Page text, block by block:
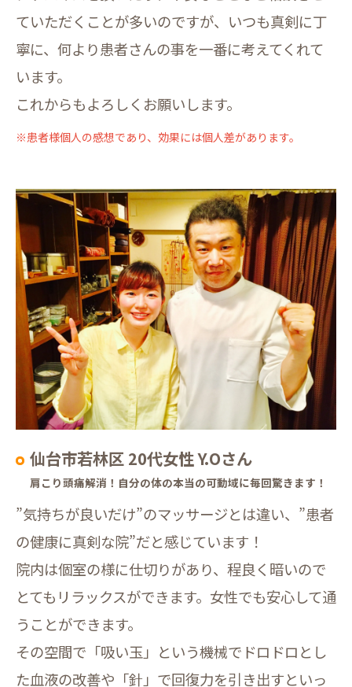
ていただくことが多いのですが、いつも真剣に丁
寧に、何より患者さんの事を一番に考えてくれて
います。
これからもよろしくお願いします。
※患者様個人の感想であり、効果には個人差があります。
仙台市若林区 20代女性 Y.Oさん
肩こり頭痛解消！自分の体の本当の可動域に毎回驚きます！
”気持ちが良いだけ”のマッサージとは違い、”患者
の健康に真剣な院”だと感じています！
院内は個室の様に仕切りがあり、程良く暗いので
とてもリラックスができます。女性でも安心して通
うことができます。
その空間で「吸い玉」という機械でドロドロとし
た血液の改善や「針」で回復力を引き出すといっ